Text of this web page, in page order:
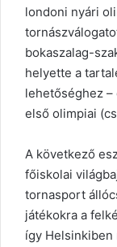
londoni nyári
bokaszalag-
helyette a
lehetőséghez
első olimpiai
A következő
főiskolai
tornasport
játékokra a
így